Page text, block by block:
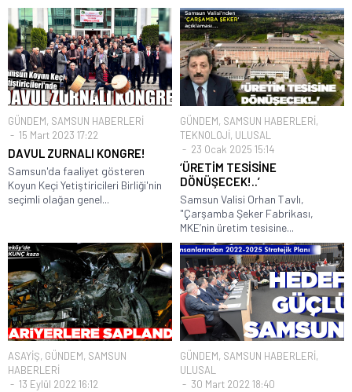
GÜNDEM, SAMSUN HABERLERİ
15 Mart 2023 17:22
DAVUL ZURNALI KONGRE!
Samsun'da faaliyet gösteren
Koyun Keçi Yetiştiricileri Birliği'nin
seçimli olağan genel...
GÜNDEM, SAMSUN HABERLERİ,
TEKNOLOJİ, ULUSAL
23 Ocak 2025 15:14
‘ÜRETİM TESİSİNE
DÖNÜŞECEK!..’
Samsun Valisi Orhan Tavlı,
"Çarşamba Şeker Fabrikası,
MKE’nin üretim tesisine...
ASAYİŞ, GÜNDEM, SAMSUN
HABERLERİ
13 Eylül 2022 16:12
GÜNDEM, SAMSUN HABERLERİ,
ULUSAL
30 Mart 2022 18:40